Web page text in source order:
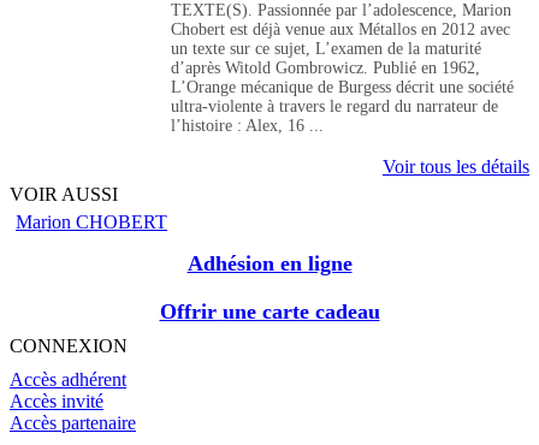
TEXTE(S). Passionnée par l’adolescence, Marion
Chobert est déjà venue aux Métallos en 2012 avec
un texte sur ce sujet, L’examen de la maturité
d’après Witold Gombrowicz. Publié en 1962,
L’Orange mécanique de Burgess décrit une société
ultra-violente à travers le regard du narrateur de
l’histoire : Alex, 16 ...
Voir tous les détails
VOIR AUSSI
Marion CHOBERT
Adhésion en ligne
Offrir une carte cadeau
CONNEXION
Accès adhérent
Accès invité
Accès partenaire